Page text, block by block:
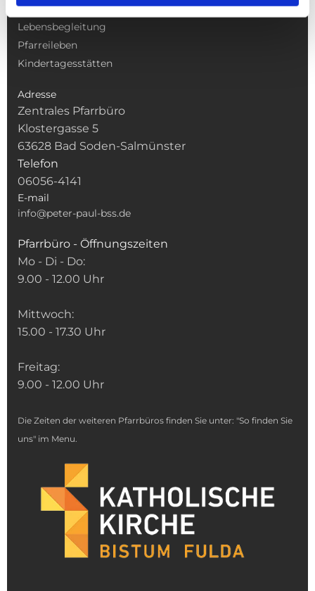
Pfarrei
Lebensbegleitung
Pfarreileben
Kindertagesstätten
Adresse
Zentrales Pfarrbüro
Klostergasse 5
63628 Bad Soden-Salmünster
Telefon
06056-4141
E-mail
info@peter-paul-bss.de
Pfarrbüro - Öffnungszeiten
Mo - Di - Do:
9.00 - 12.00 Uhr
Mittwoch:
15.00 - 17.30 Uhr
Freitag:
9.00 - 12.00 Uhr
Die Zeiten der weiteren Pfarrbüros finden Sie unter: "So finden Sie
uns" im Menu.